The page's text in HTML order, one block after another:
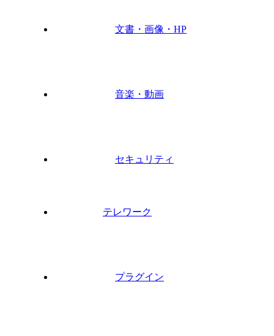
文書・画像・HP
音楽・動画
セキュリティ
テレワーク
プラグイン